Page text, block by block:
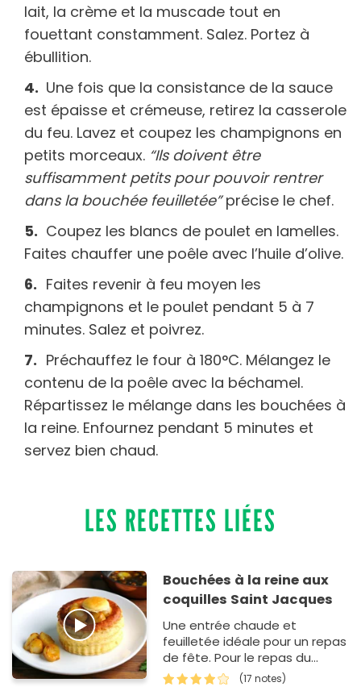
lait, la crème et la muscade tout en
fouettant constamment. Salez. Portez à
ébullition.
Une fois que la consistance de la sauce
est épaisse et crémeuse, retirez la casserole
du feu. Lavez et coupez les champignons en
petits morceaux. “Ils doivent être
suffisamment petits pour pouvoir rentrer
dans la bouchée feuilletée”précise le chef.
Coupez les blancs de poulet en lamelles.
Faites chauffer une poêle avec l’huile d’olive.
Faites revenir à feu moyen les
champignons et le poulet pendant 5 à 7
minutes. Salez et poivrez.
Préchauffez le four à 180°C. Mélangez le
contenu de la poêle avec la béchamel.
Répartissez le mélange dans les bouchées à
la reine. Enfournez pendant 5 minutes et
servez bien chaud.
LES RECETTES LIÉES
Bouchées à la reine aux
coquilles Saint Jacques
Une entrée chaude et
feuilletée idéale pour un repas
de fête. Pour le repas du
réveillon de Noël ou pour le
nouvel an, c'est…
(17 notes)